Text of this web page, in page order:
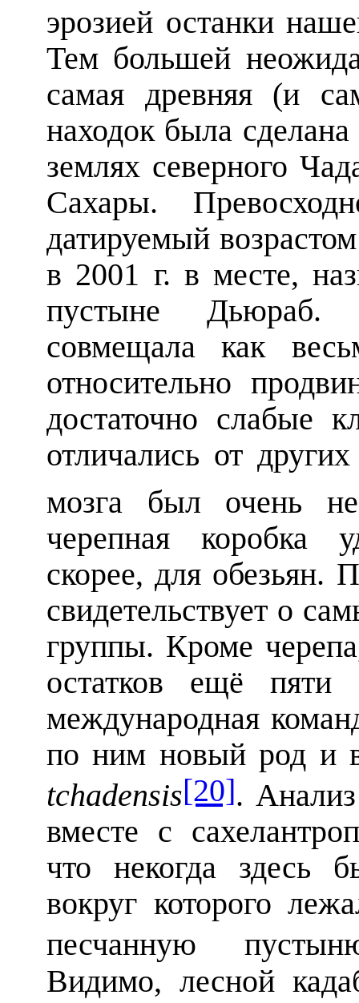
эрозией останки
Тем большей
самая древняя (и
находок была
землях северного
Сахары.
датируемый
в 2001 г. в месте,
пустыне Дьюраб.
совмещала как
относительно
достаточно слабые
отличались от
мозга был очень
черепная коробка
скорее, для обезьян.
свидетельствует о
группы. Кроме
остатков ещё
международная
по ним новый род и
tchadensis[20].
вместе с
что некогда здесь
вокруг которого
песчанную
Видимо, лесной